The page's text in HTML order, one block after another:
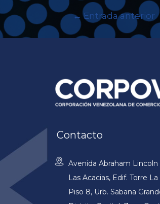
← Entrada anterior
Contacto
Avenida Abraham Lincoln
Las Acacias, Edif. Torre
Piso 8, Urb. Sabana